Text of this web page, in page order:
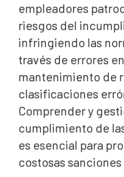
empleadores
riesgos del
infringiendo las
través de errores
mantenimiento de
clasificaciones
Comprender y
cumplimiento de
es esencial para
costosas